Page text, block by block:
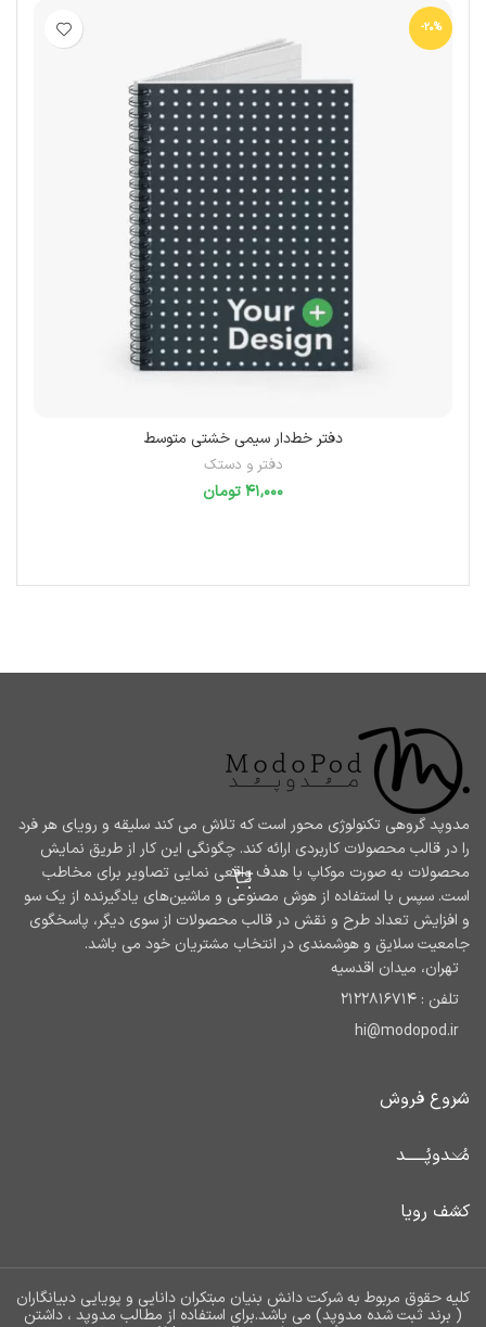
-20%
دفتر خط‌دار سیمی خشتی متوسط
دفتر و دستک
تومان
مدوپد گروهی تکنولوژی محور است که تلاش می کند سلیقه و رویای هر فرد
را در قالب محصولات کاربردی ارائه کند. چگونگی این کار از طریق نمایش
محصولات به صورت موکاپ با هدف واقعی نمایی تصاویر برای مخاطب
است. سپس با استفاده از هوش مصنوعی و ماشین‌های یادگیرنده از یک سو
و افزایش تعداد طرح و نقش در قالب محصولات از سوی دیگر، پاسخگوی
جامعیت سلایق و هوشمندی در انتخاب مشتریان خود می باشد.
تهران، میدان اقدسیه
تلفن : 2122816714
hi@modopod.ir
شروع فروش
مُـــدوپُــــــد
کشف رویا
کلیه حقوق مربوط به شرکت دانش بنیان مبتکران دانایی و پویایی دبیانگاران
( برند ثبت شده مدوپد) می باشد.برای استفاده از مطالب مدوپد ، داشتن